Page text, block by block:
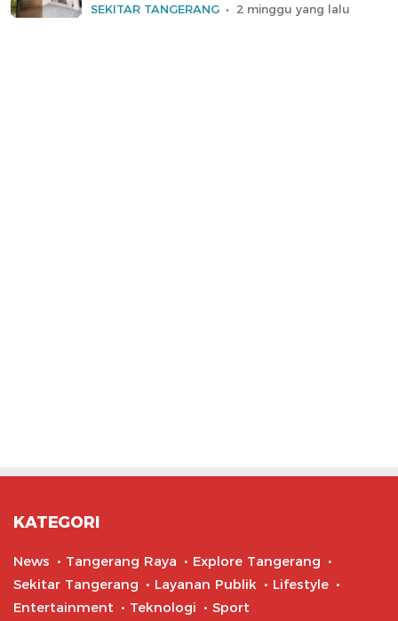
SEKITAR TANGERANG 2 minggu yang lalu
KATEGORI
News Tangerang Raya
Explore Tangerang
Sekitar Tangerang
Layanan Publik
Lifestyle
Entertainment
Teknologi Sport